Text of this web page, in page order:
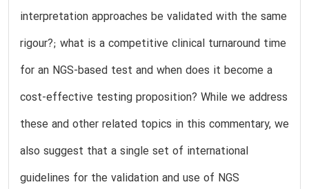
interpretation approaches be validated with the same
rigour?; what is a competitive clinical turnaround time
for an NGS-based test and when does it become a
cost-effective testing proposition? While we address
these and other related topics in this commentary, we
also suggest that a single set of international
guidelines for the validation and use of NGS